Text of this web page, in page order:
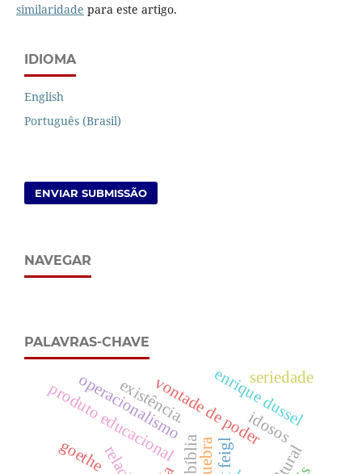
similaridade para este artigo.
IDIOMA
English
Português (Brasil)
ENVIAR SUBMISSÃO
NAVEGAR
PALAVRAS-CHAVE
bíblia
produto educacionalvontade de poder
operacionalismo idosos
enrique dussel
existência.
goethe
seriedade
quebra